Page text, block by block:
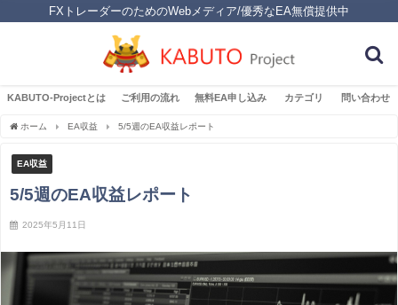
FXトレーダーのためのWebメディア/優秀なEA無償提供中
KABUTO-Projectとは ご利用の流れ 無料EA申し込み カテゴリ 問い合わせ
ホーム EA収益 5/5週のEA収益レポート
EA収益
5/5週のEA収益レポート
2025年5月11日